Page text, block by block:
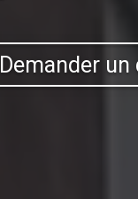
Demander un